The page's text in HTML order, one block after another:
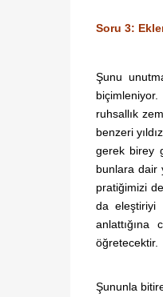
Soru 3:
Şunu
ruhsallık
benzeri
gerek birey
bunlara dair
pratiğimizi
da eleştiriyi
anlattığına
öğretecektir.
Şununla